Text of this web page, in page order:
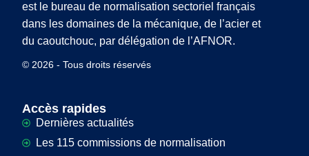
est le bureau de normalisation sectoriel français
dans les domaines de la mécanique, de l’acier et
du caoutchouc, par délégation de l’AFNOR.
© 2026 - Tous droits réservés
Accès rapides
Dernières actualités
Les 115 commissions de normalisation